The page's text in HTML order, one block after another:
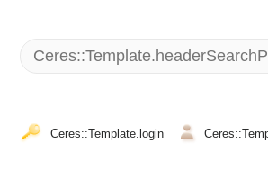
Ceres::Template.login